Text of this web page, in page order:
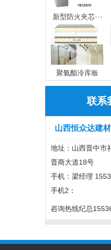
新型防火夹芯···
聚氨酯冷库板
联系
山西恒众达建
地址：山西晋中市
晋商大道18号
手机：梁经理
手机2：
咨询热线纪总